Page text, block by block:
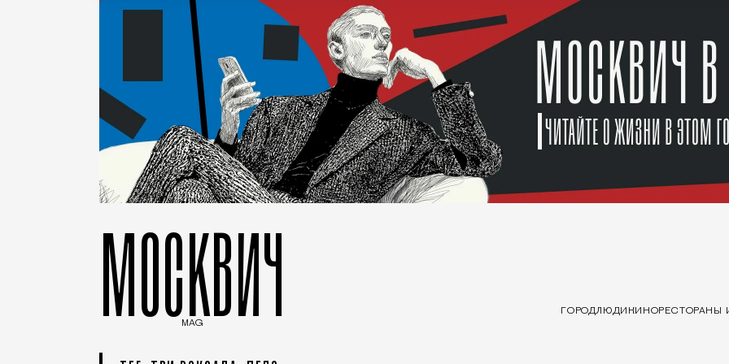
МОСКВИЧ
MAG
ГОРОДЛЮДИ КИНОРЕСТОРАНЫ